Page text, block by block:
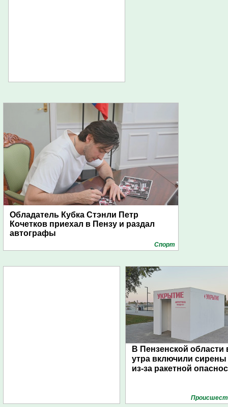
Обладатель Кубка Стэнли Петр
Кочетков приехал в Пензу и раздал
автографы
Спорт
В Пензенской области
утра включили сирены
из-за ракетной